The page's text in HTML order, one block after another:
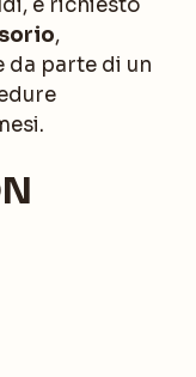
è richiesto
,
da parte di un